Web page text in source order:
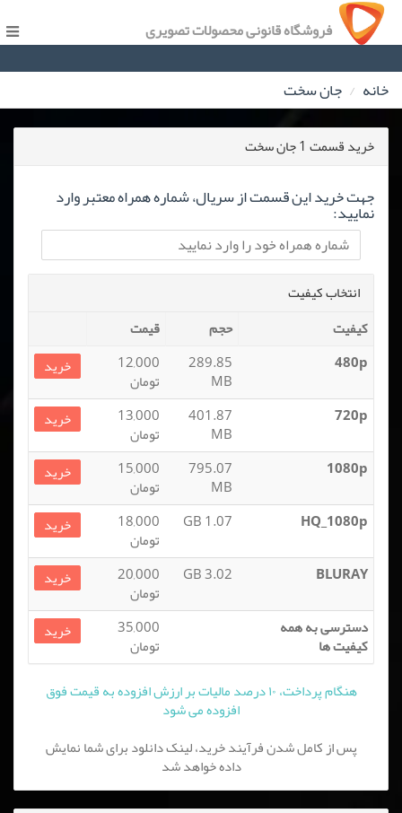
فروشگاه قانونی محصولات تصویری
خانه جان سخت
خرید قسمت 1 جان سخت
جهت خرید این قسمت از سریال، شماره همراه معتبر وارد
نمایید:
انتخاب کیفیت
کیفیت
حجم
قیمت
480p
289.85
MB
12,000
تومان
خرید
720p
401.87
MB
13,000
تومان
خرید
1080p
795.07
MB
15,000
تومان
خرید
HQ_1080p
1.07 GB
18,000
تومان
خرید
BLURAY
3.02 GB
20,000
تومان
خرید
دسترسی به همه
کیفیت ها
35,000
تومان
خرید
هنگام پرداخت، ۱۰ درصد مالیات بر ارزش افزوده به قیمت فوق
افزوده می شود
پس از کامل شدن فرآیند خرید، لینک دانلود برای شما نمایش
داده خواهد شد